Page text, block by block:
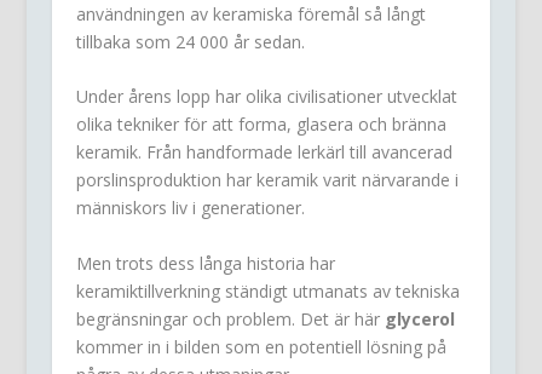
användningen av keramiska föremål så långt
tillbaka som 24 000 år sedan.
Under årens lopp har olika civilisationer utvecklat
olika tekniker för att forma, glasera och bränna
keramik. Från handformade lerkärl till avancerad
porslinsproduktion har keramik varit närvarande i
människors liv i generationer.
Men trots dess långa historia har
keramiktillverkning ständigt utmanats av tekniska
begränsningar och problem. Det är här glycerol
kommer in i bilden som en potentiell lösning på